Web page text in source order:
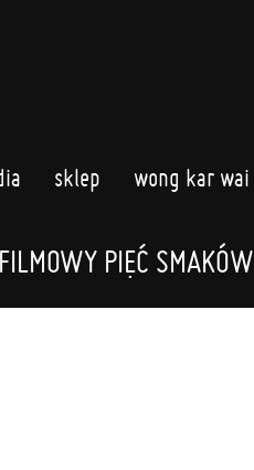
sklep wong kar wai
PIĘĆ SMAKÓW